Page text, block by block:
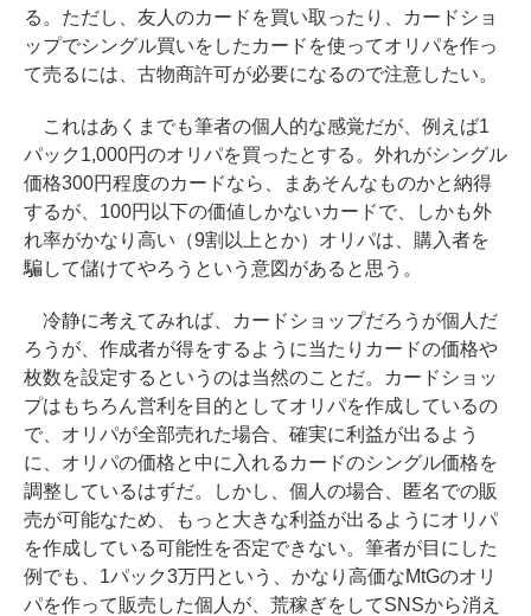
る。ただし、友人のカードを買い取ったり、カードショ
ップでシングル買いをしたカードを使ってオリパを作っ
て売るには、古物商許可が必要になるので注意したい。
これはあくまでも筆者の個人的な感覚だが、例えば1
パック1,000円のオリパを買ったとする。外れがシングル
価格300円程度のカードなら、まあそんなものかと納得
するが、100円以下の価値しかないカードで、しかも外
れ率がかなり高い（9割以上とか）オリパは、購入者を
騙して儲けてやろうという意図があると思う。
冷静に考えてみれば、カードショップだろうが個人だ
ろうが、作成者が得をするように当たりカードの価格や
枚数を設定するというのは当然のことだ。カードショッ
プはもちろん営利を目的としてオリパを作成しているの
で、オリパが全部売れた場合、確実に利益が出るよう
に、オリパの価格と中に入れるカードのシングル価格を
調整しているはずだ。しかし、個人の場合、匿名での販
売が可能なため、もっと大きな利益が出るようにオリパ
を作成している可能性を否定できない。筆者が目にした
例でも、1パック3万円という、かなり高価なMtGのオリ
パを作って販売した個人が、荒稼ぎをしてSNSから消え